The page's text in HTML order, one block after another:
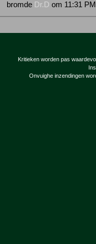
bromde Dr.D om 11:31
Kritieken worden pas
Onvuighe inzendingen